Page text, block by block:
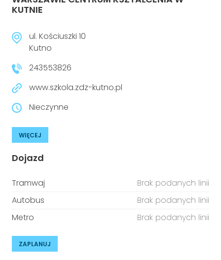
KUTNIE
ul. Kościuszki 10
Kutno
243553826
www.szkola.zdz-kutno.pl
Nieczynne
WIĘCEJ
Dojazd
Tramwaj
Brak podanych linii
Autobus
Brak podanych linii
Metro
Brak podanych linii
ZAPLANUJ